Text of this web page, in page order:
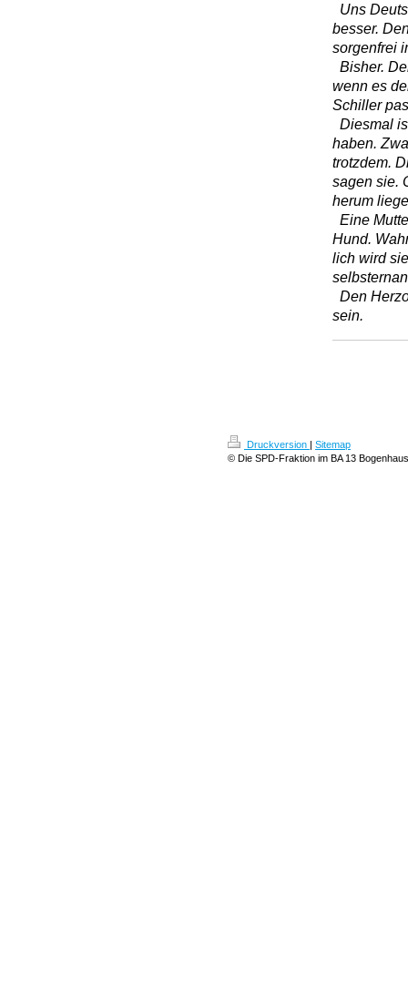
Uns
besser.
sorgenfrei
Bisher.
wenn es
Schiller
Diesmal
haben.
trotzdem.
sagen sie.
herum
Eine
Hund.
lich wird
Den
sein.
Druckversion | Sitemap
© Die SPD-Fraktion im BA 13